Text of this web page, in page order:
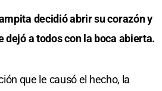
decidió abrir su corazón y
a todos con la boca abierta.
que le causó el hecho, la